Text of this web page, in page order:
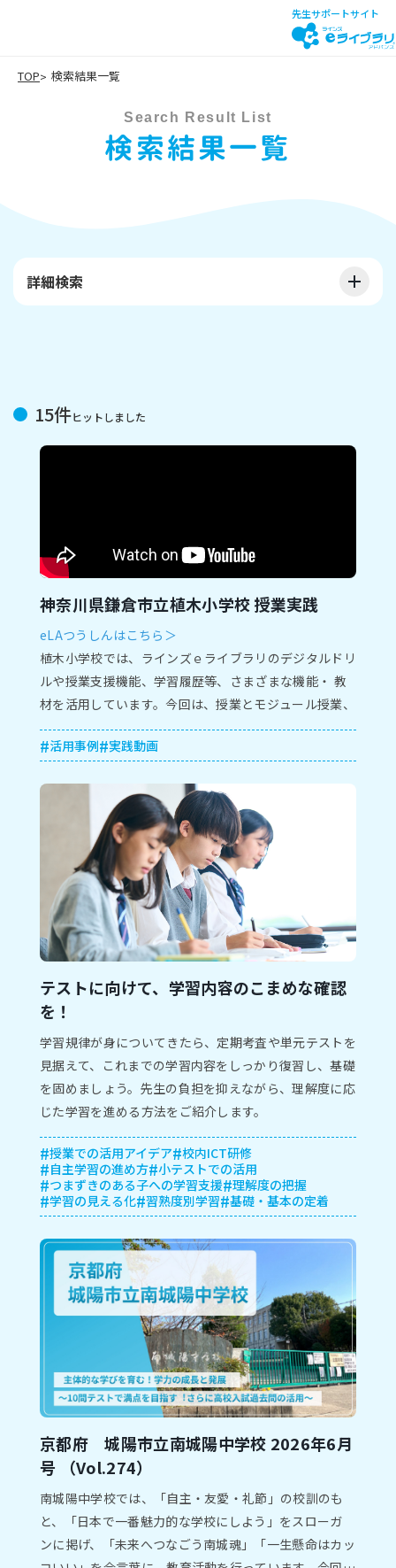
先生サポートサイト
TOP 検索結果一覧
Search Result List
検索結果一覧
詳細検索
15件ヒットしました
神奈川県鎌倉市立植木小学校 授業実践
eLAつうしんはこちら＞
植⽊⼩学校では、ラインズｅライブラリのデジタルドリ
ルや授業⽀援機能、学習履歴等、さまざまな機能・ 教
材を活⽤しています。今回は、授業とモジュール授業、
保護者⾯談での実践をご紹介します。
活用事例 実践動画
テストに向けて、学習内容のこまめな確認
を！
学習規律が身についてきたら、定期考査や単元テストを
見据えて、これまでの学習内容をしっかり復習し、基礎
を固めましょう。先生の負担を抑えながら、理解度に応
じた学習を進める方法をご紹介します。
授業での活用アイデア 校内ICT研修
自主学習の進め方 小テストでの活用
つまずきのある子への学習支援 理解度の把握
学習の見える化 習熟度別学習 基礎・基本の定着
京都府 城陽市⽴南城陽中学校 2026年6⽉
号 （Vol.274）
南城陽中学校では、「⾃主・友愛・礼節」の校訓のも
と、「⽇本で⼀番魅⼒的な学校にしよう」をスローガ
ンに掲げ、「未来へつなごう南城魂」「⼀⽣懸命はカッ